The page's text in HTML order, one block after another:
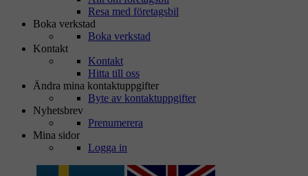
Resa med företagsbil
Boka verkstad
Boka verkstad
Kontakt
Kontakt
Hitta till oss
Ändra mina kontaktuppgifter
Byte av kontaktuppgifter
Nyhetsbrev
Prenumerera
Mina sidor
Logga in